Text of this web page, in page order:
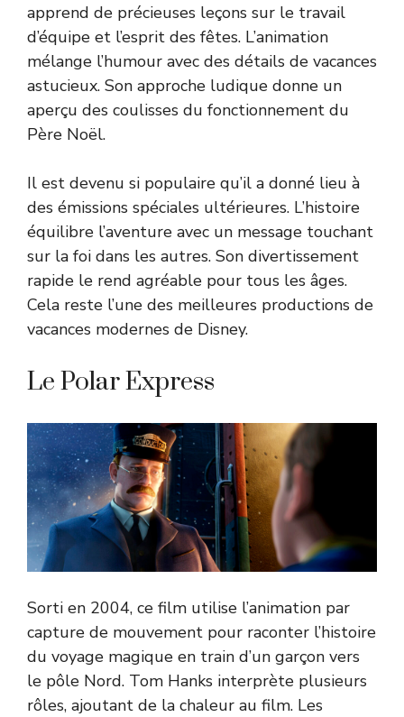
apprend de précieuses leçons sur le travail
d’équipe et l’esprit des fêtes. L’animation
mélange l’humour avec des détails de vacances
astucieux. Son approche ludique donne un
aperçu des coulisses du fonctionnement du
Père Noël.
Il est devenu si populaire qu’il a donné lieu à
des émissions spéciales ultérieures. L’histoire
équilibre l’aventure avec un message touchant
sur la foi dans les autres. Son divertissement
rapide le rend agréable pour tous les âges.
Cela reste l’une des meilleures productions de
vacances modernes de Disney.
Le Polar Express
Sorti en 2004, ce film utilise l’animation par
capture de mouvement pour raconter l’histoire
du voyage magique en train d’un garçon vers
le pôle Nord. Tom Hanks interprète plusieurs
rôles, ajoutant de la chaleur au film. Les